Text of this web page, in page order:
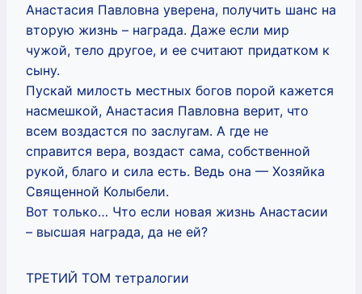
Анастасия Павловна уверена, получить шанс на
вторую жизнь – награда. Даже если мир
чужой, тело другое, и ее считают придатком к
сыну.
Пускай милость местных богов порой кажется
насмешкой, Анастасия Павловна верит, что
всем воздастся по заслугам. А где не
справится вера, воздаст сама, собственной
рукой, благо и сила есть. Ведь она — Хозяйка
Священной Колыбели.
Вот только… Что если новая жизнь Анастасии
– высшая награда, да не ей?
ТРЕТИЙ ТОМ тетралогии